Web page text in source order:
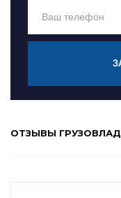
ОТЗЫВЫ